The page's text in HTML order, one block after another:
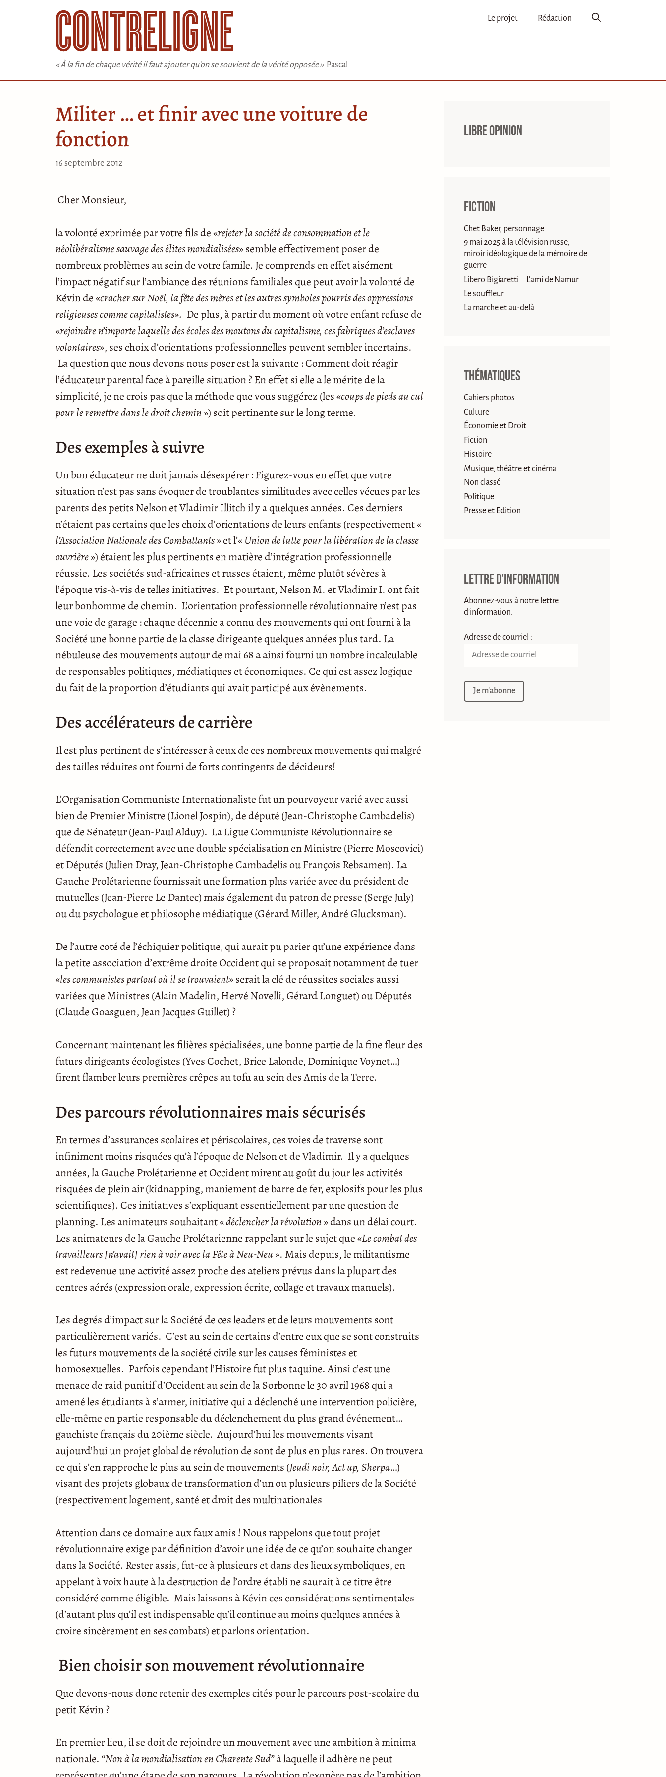
« À la fin de chaque vérité il faut ajouter qu'on se souvient de la vérité opposée » Pascal
Le projet Rédaction
Militer … et finir avec une voiture de
fonction
16 septembre 2012
Cher Monsieur,
la volonté exprimée par votre fils de «rejeter la société de consommation et le
néolibéralisme sauvage des élites mondialisées» semble effectivement poser de
nombreux problèmes au sein de votre famile. Je comprends en effet aisément
l’impact négatif sur l’ambiance des réunions familiales que peut avoir la volonté de
Kévin de «cracher sur Noël, la fête des mères et les autres symboles pourris des oppressions
religieuses comme capitalistes». De plus, à partir du moment où votre enfant refuse de
«rejoindre n’importe laquelle des écoles des moutons du capitalisme, ces fabriques d’esclaves
volontaires», ses choix d’orientations professionnelles peuvent sembler incertains.
La question que nous devons nous poser est la suivante : Comment doit réagir
l’éducateur parental face à pareille situation ? En effet si elle a le mérite de la
simplicité, je ne crois pas que la méthode que vous suggérez (les «coups de pieds au cul
pour le remettre dans le droit chemin ») soit pertinente sur le long terme.
Des exemples à suivre
Un bon éducateur ne doit jamais désespérer : Figurez-vous en effet que votre
situation n’est pas sans évoquer de troublantes similitudes avec celles vécues par les
parents des petits Nelson et Vladimir Illitch il y a quelques années. Ces derniers
n’étaient pas certains que les choix d’orientations de leurs enfants (respectivement «
l’Association Nationale des Combattants» et l’«Union de lutte pour la libération de la classe
ouvrière») étaient les plus pertinents en matière d’intégration professionnelle
réussie. Les sociétés sud-africaines et russes étaient, même plutôt sévères à
l’époque vis-à-vis de telles initiatives. Et pourtant, Nelson M. et Vladimir I. ont fait
leur bonhomme de chemin. L’orientation professionnelle révolutionnaire n’est pas
une voie de garage : chaque décennie a connu des mouvements qui ont fourni à la
Société une bonne partie de la classe dirigeante quelques années plus tard. La
nébuleuse des mouvements autour de mai 68 a ainsi fourni un nombre incalculable
de responsables politiques, médiatiques et économiques. Ce qui est assez logique
du fait de la proportion d’étudiants qui avait participé aux évènements.
Des accélérateurs de carrière
Il est plus pertinent de s’intéresser à ceux de ces nombreux mouvements qui malgré
des tailles réduites ont fourni de forts contingents de décideurs!
L’Organisation Communiste Internationaliste fut un pourvoyeur varié avec aussi
bien de Premier Ministre (Lionel Jospin), de député (Jean-Christophe Cambadelis)
que de Sénateur (Jean-Paul Alduy). La Ligue Communiste Révolutionnaire se
défendit correctement avec une double spécialisation en Ministre (Pierre Moscovici)
et Députés (Julien Dray, Jean-Christophe Cambadelis ou François Rebsamen). La
Gauche Prolétarienne fournissait une formation plus variée avec du président de
mutuelles (Jean-Pierre Le Dantec) mais également du patron de presse (Serge July)
ou du psychologue et philosophe médiatique (Gérard Miller, André Glucksman).
De l’autre coté de l’échiquier politique, qui aurait pu parier qu’une expérience dans
la petite association d’extrême droite Occident qui se proposait notamment de tuer
«les communistes partout où il se trouvaient» serait la clé de réussites sociales aussi
variées que Ministres (Alain Madelin, Hervé Novelli, Gérard Longuet) ou Députés
(Claude Goasguen, Jean Jacques Guillet) ?
Concernant maintenant les filières spécialisées, une bonne partie de la fine fleur des
futurs dirigeants écologistes (Yves Cochet, Brice Lalonde, Dominique Voynet…)
firent flamber leurs premières crêpes au tofu au sein des Amis de la Terre.
Des parcours révolutionnaires mais sécurisés
En termes d’assurances scolaires et périscolaires, ces voies de traverse sont
infiniment moins risquées qu’à l’époque de Nelson et de Vladimir. Il y a quelques
années, la Gauche Prolétarienne et Occident mirent au goût du jour les activités
risquées de plein air (kidnapping, maniement de barre de fer, explosifs pour les plus
scientifiques). Ces initiatives s’expliquant essentiellement par une question de
planning. Les animateurs souhaitant «déclencher la révolution » dans un délai court.
Les animateurs de la Gauche Prolétarienne rappelant sur le sujet que «Le combat des
travailleurs [n’avait] rien à voir avec la Fête à Neu-Neu ». Mais depuis, le militantisme
est redevenue une activité assez proche des ateliers prévus dans la plupart des
centres aérés (expression orale, expression écrite, collage et travaux manuels).
Les degrés d’impact sur la Société de ces leaders et de leurs mouvements sont
particulièrement variés. C’est au sein de certains d’entre eux que se sont construits
les futurs mouvements de la société civile sur les causes féministes et
homosexuelles. Parfois cependant l’Histoire fut plus taquine. Ainsi c’est une
menace de raid punitif d’Occident au sein de la Sorbonne le 30 avril 1968 qui a
amené les étudiants à s’armer, initiative qui a déclenché une intervention policière,
elle-même en partie responsable du déclenchement du plus grand événement…
gauchiste français du 20ième siècle. Aujourd’hui les mouvements visant
aujourd’hui un projet global de révolution de sont de plus en plus rares. On trouvera
ce qui s’en rapproche le plus au sein de mouvements (Jeudi noir, Act up, Sherpa…)
visant des projets globaux de transformation d’un ou plusieurs piliers de la Société
(respectivement logement, santé et droit des multinationales
Attention dans ce domaine aux faux amis ! Nous rappelons que tout projet
révolutionnaire exige par définition d’avoir une idée de ce qu’on souhaite changer
dans la Société. Rester assis, fut-ce à plusieurs et dans des lieux symboliques, en
appelant à voix haute à la destruction de l’ordre établi ne saurait à ce titre être
considéré comme éligible. Mais laissons à Kévin ces considérations sentimentales
(d’autant plus qu’il est indispensable qu’il continue au moins quelques années à
croire sincèrement en ses combats) et parlons orientation.
Bien choisir son mouvement révolutionnaire
Que devons-nous donc retenir des exemples cités pour le parcours post-scolaire du
petit Kévin ?
En premier lieu, il se doit de rejoindre un mouvement avec une ambition à minima
nationale. “Non à la mondialisation en CharenteSud”à laquelle il adhère ne peut
Libre opinion
Fiction
Chet Baker, personnage
9 mai 2025 à la télévision russe,
miroir idéologique de la mémoire de
guerre
Libero Bigiaretti – L’ami de Namur
Le souffleur
La marche et au-delà
Thématiques
Cahiers photos
Culture
Économie et Droit
Fiction
Histoire
Musique, théâtre et cinéma
Non classé
Politique
Presse et Edition
Lettre d’information
Abonnez-vous à notre lettre
d'information.
Adresse de courriel :